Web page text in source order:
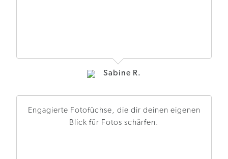
Sabine R.
Engagierte Fotofüchse, die dir deinen eigenen
Blick für Fotos schärfen.